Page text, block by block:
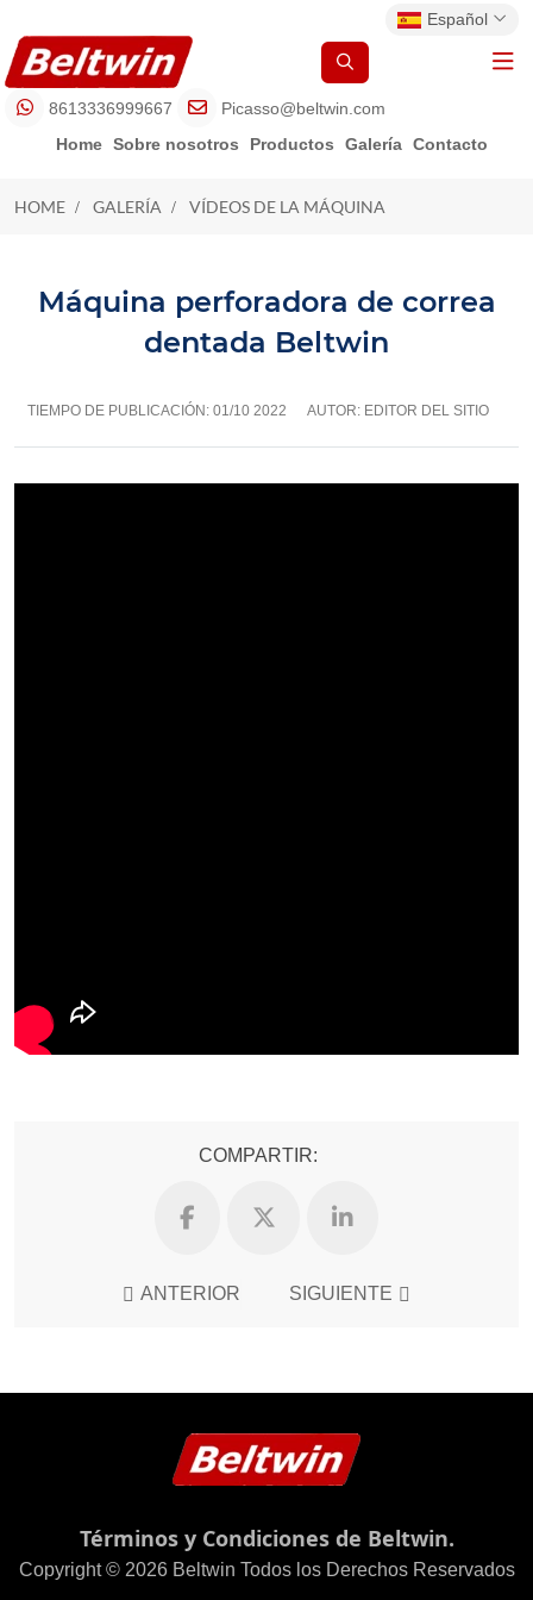
Español
8613336999667
Picasso@beltwin.com
Home Sobre nosotros Productos Galería Contacto
VÍDEOS DE LA MÁQUINA
HOME GALERÍA VÍDEOS DE LA MÁQUINA
Máquina perforadora de correa
dentada Beltwin
TIEMPO DE PUBLICACIÓN: 01/10 2022 AUTOR: EDITOR DEL SITIO
COMPARTIR:
ANTERIOR SIGUIENTE
Términos y Condiciones de Beltwin.
Copyright © 2026 Beltwin Todos los Derechos Reservados